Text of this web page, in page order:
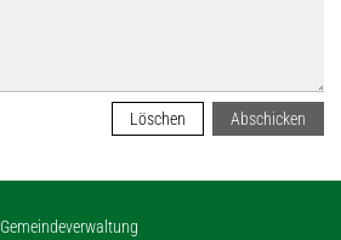
Löschen Abschicken
Gemeindeverwaltung